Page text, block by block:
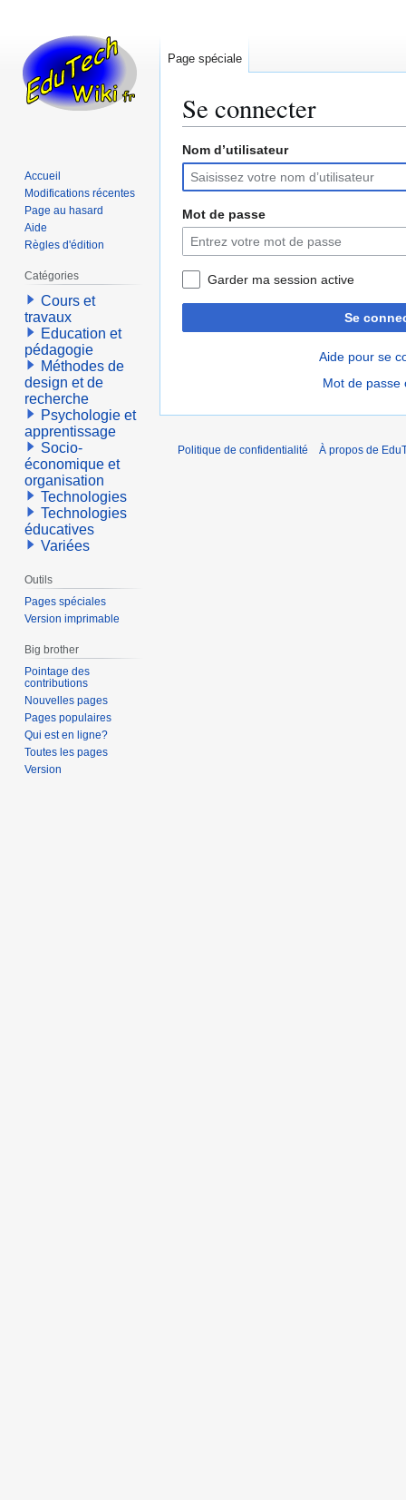
Se connecter
Aller
la
navigation
Aller
la
recherche
Nom d’utilisateur
Mot de passe
Garder ma session active
Se
Aide pour se
Mot de passe
Page spéciale
Accueil
Modifications récentes
Page au hasard
Aide
Règles d'édition
Catégories
Cours et
travaux
Education et
pédagogie
Méthodes de
design et de
recherche
Psychologie et
apprentissage
Socio-
économique et
organisation
Technologies
Technologies
éducatives
Variées
Outils
Pages spéciales
Version imprimable
Big brother
Pointage des
contributions
Nouvelles pages
Pages populaires
Qui est en ligne?
Toutes les pages
Version
Politique de confidentialité À propos de